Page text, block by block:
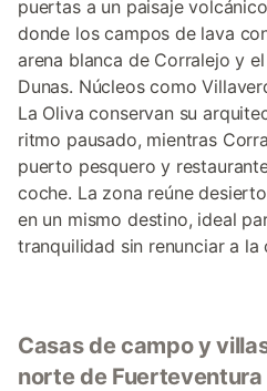
poca distancia.
puertas a un paisaje
donde los campos de lava
arena blanca de Corralejo y
Dunas. Núcleos como
La Oliva conservan su
ritmo pausado, mientras
puerto pesquero y
coche. La zona reúne
en un mismo destino, ideal
tranquilidad sin renunciar a la
Casas de campo y
norte de Fuerteventura